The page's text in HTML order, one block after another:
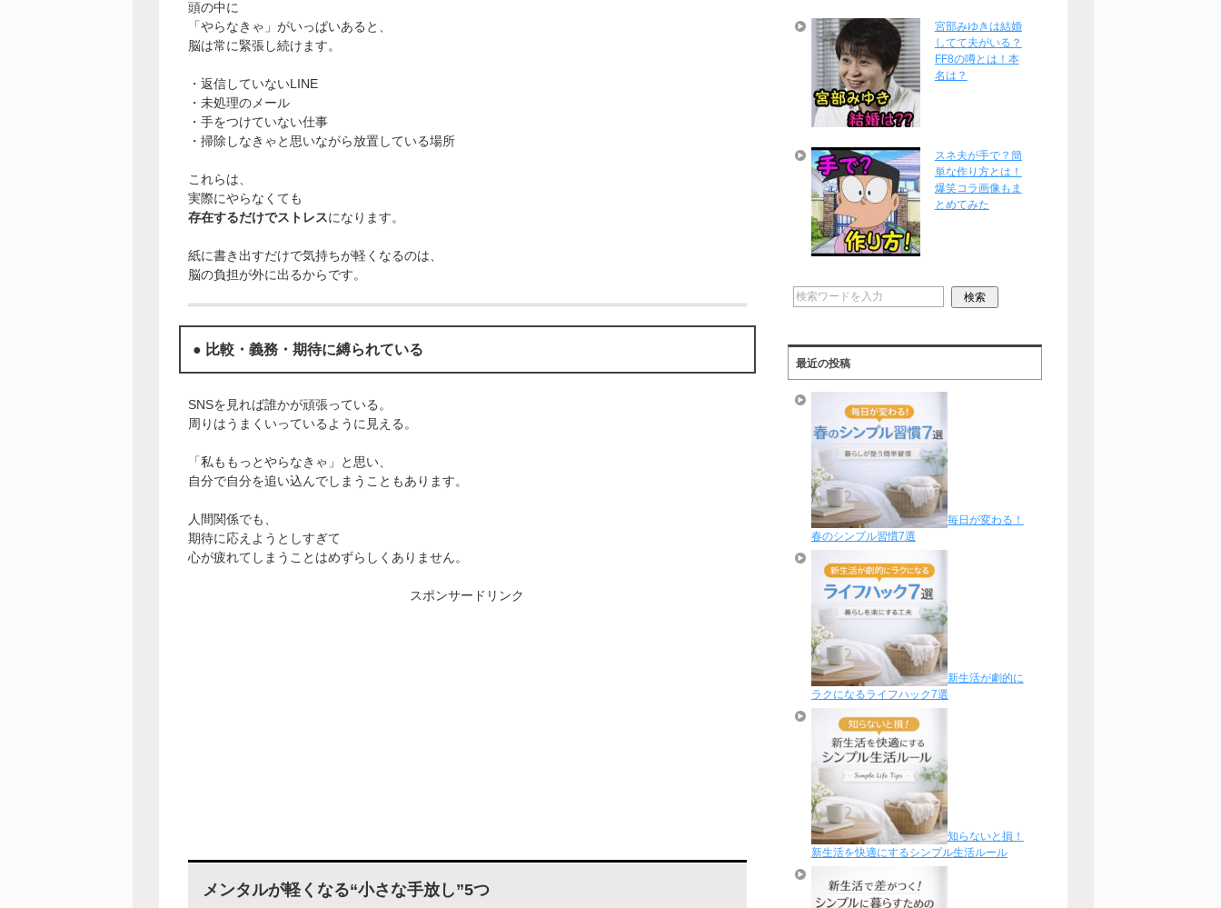
頭の中に
「やらなきゃ」がいっぱいあると、
脳は常に緊張し続けます。
・返信していないLINE
・未処理のメール
・手をつけていない仕事
・掃除しなきゃと思いながら放置している場所
これらは、
実際にやらなくても
存在するだけでストレスになります。
紙に書き出すだけで気持ちが軽くなるのは、
脳の負担が外に出るからです。
● 比較・義務・期待に縛られている
SNSを見れば誰かが頑張っている。
周りはうまくいっているように見える。
「私ももっとやらなきゃ」と思い、
自分で自分を追い込んでしまうこともあります。
人間関係でも、
期待に応えようとしすぎて
心が疲れてしまうことはめずらしくありません。
スポンサードリンク
メンタルが軽くなる“小さな手放し”5つ
宮部みゆきは結婚
してて夫がいる？
FF8の噂とは！本
名は？
スネ夫が手で？簡
単な作り方とは！
爆笑コラ画像もま
とめてみた
最近の投稿
毎日が変わる！
春のシンプル習慣7選
新生活が劇的に
ラクになるライフハック7選
知らないと損！
新生活を快適にするシンプル生活ルール